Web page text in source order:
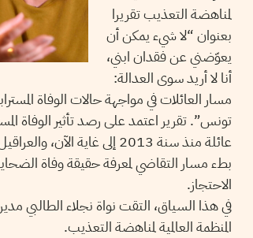
لمناهضة التعذيب تقريرا
بعنوان “لا شيء يمكن أن
يعوّضني عن فقدان ابني،
أنا لا أريد سوى العدالة:
مسار العائلات في مواجهة حالات الوفاة
عائلة منذ سنة 2013 إلى غاية الآن،
بطء مسار التقاضي لمعرفة حقيقة وفاة
الاحتجاز.
في هذا السياق، التقت نواة نجلاء الطالبي
المنظمة العالمية لمناهضة التعذيب.